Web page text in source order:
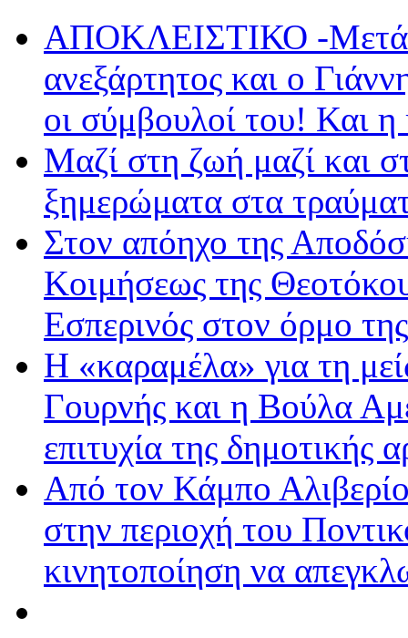
ΑΠΟΚΛΕΙΣΤΙΚΟ -Μετά
ανεξάρτητος και ο
οι σύμβουλοί του! Και
Μαζί στη ζωή μαζί και
ξημερώματα στα
Στον απόηχο της
Κοιμήσεως της
Εσπερινός στον όρμο
Η «καραμέλα» για τη
Γουρνής και η Βούλα
επιτυχία της δημοτικής
Από τον Κάμπο
στην περιοχή του
κινητοποίηση να